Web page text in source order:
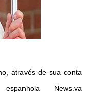
através de sua conta
News.va